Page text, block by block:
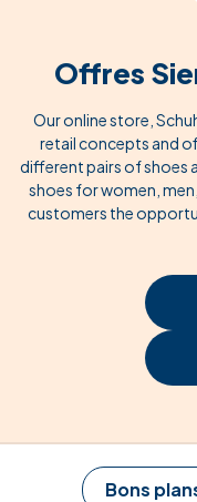
Offres
Our online store,
retail concepts and
different pairs of shoes
shoes for women,
customers the
Bons